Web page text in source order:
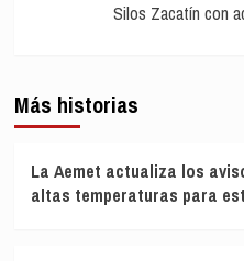
Silos Zacatín con
Más historias
La Aemet actualiza los
altas temperaturas para